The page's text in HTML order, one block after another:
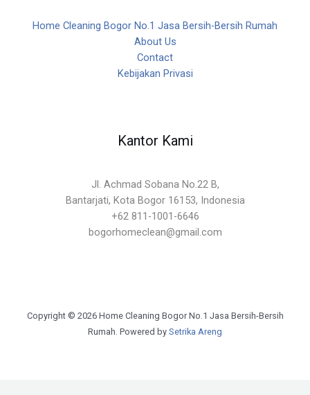
Home Cleaning Bogor No.1 Jasa Bersih-Bersih Rumah
About Us
Contact
Kebijakan Privasi
Kantor Kami
Jl. Achmad Sobana No.22 B,
Bantarjati, Kota Bogor 16153, Indonesia
+62 811-1001-6646
bogorhomeclean@gmail.com
Copyright © 2026 Home Cleaning Bogor No.1 Jasa Bersih-Bersih
Rumah. Powered by Setrika Areng